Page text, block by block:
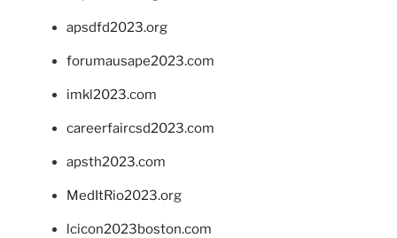
apsdfd2023.org
forumausape2023.com
imkl2023.com
careerfaircsd2023.com
apsth2023.com
MedItRio2023.org
lcicon2023boston.com